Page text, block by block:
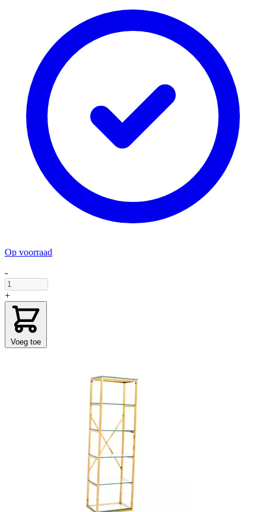
Op voorraad
-
+
Voeg toe